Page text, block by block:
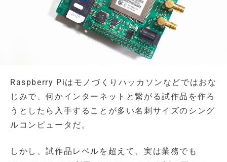
Raspberry Piはモノづくりハッカソンなどではおな
じみで、何かインターネットと繋がる試作品を作ろ
うとしたら入手することが多い名刺サイズのシング
ルコンピュータだ。
しかし、試作品レベルを超えて、実は業務でも